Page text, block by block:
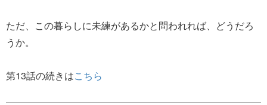
ただ、この暮らしに未練があるかと問われれば、どうだろ
うか。
第13話の続きはこちら